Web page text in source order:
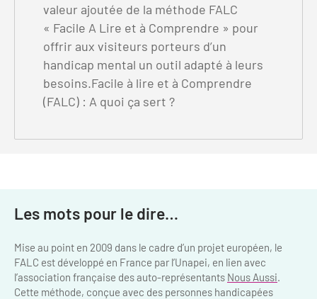
Clientèle francilienne
Clientèle française
Clientèle de proximité
Clientèles lointaines
Clientèles spécifiques
Chiffres Annuels
Outils pour vos professionnels
Outils pour votre Office de Tourisme
Lettres information réseau
La liste des OT d'Île-de-France
APIDAE
Formations inter-filières
Formations OT
Évènements sportifs
Guide de la Destination
Destination Impressionnisme
Hébergements impressionnistes
Musée - Monuments - Châteaux
Croisiéristes/Bateaux
valeur ajoutée de la méthode FALC
« Facile A Lire et à Comprendre » pour
offrir aux visiteurs porteurs d’un
handicap mental un outil adapté à leurs
besoins.Facile à lire et à Comprendre
(FALC) : A quoi ça sert ?
Les mots pour le dire…
Mise au point en 2009 dans le cadre d’un projet européen, le
FALC est développé en France par l’Unapei, en lien avec
l’association française des auto-représentants Nous Aussi.
Cette méthode, conçue avec des personnes handicapées